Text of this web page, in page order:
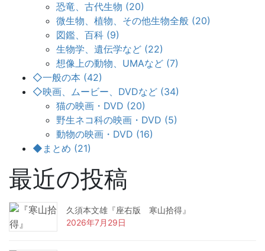
恐竜、古代生物 (20)
微生物、植物、その他生物全般 (20)
図鑑、百科 (9)
生物学、遺伝学など (22)
想像上の動物、UMAなど (7)
◇一般の本 (42)
◇映画、ムービー、DVDなど (34)
猫の映画・DVD (20)
野生ネコ科の映画・DVD (5)
動物の映画・DVD (16)
◆まとめ (21)
最近の投稿
久須本文雄『座右版 寒山拾得』
2026年7月29日